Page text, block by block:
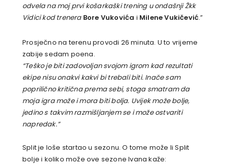
odvela na moj prvi košarkaški trening u ondašnji Žkk
Vidici kod trenera Bore Vukovića i Milene Vukičević.”
Prosječno na terenu provodi 26 minuta. U to vrijeme
zabije sedam poena.
“Teško je biti zadovoljan svojom igrom kad rezultati
ekipe nisu onakvi kakvi bi trebali biti. Inače sam
poprilično kritična prema sebi, stoga smatram da
moja igra može i mora biti bolja. Uvijek može bolje,
jedino s takvim razmišljanjem se i može ostvariti
napredak.”
Split je loše startao u sezonu. O tome može li Split
bolje i koliko može ove sezone Ivana kaže: